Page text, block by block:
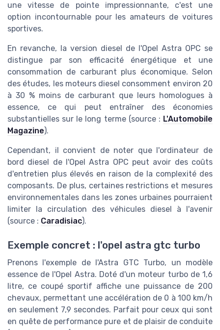
une vitesse de pointe impressionnante, c'est une
option incontournable pour les amateurs de voitures
sportives.
En revanche, la version diesel de l'Opel Astra OPC se
distingue par son efficacité énergétique et une
consommation de carburant plus économique. Selon
des études, les moteurs diesel consomment environ 20
à 30 % moins de carburant que leurs homologues à
essence, ce qui peut entraîner des économies
substantielles sur le long terme (source : L'Automobile
Magazine).
Cependant, il convient de noter que l'ordinateur de
bord diesel de l'Opel Astra OPC peut avoir des coûts
d'entretien plus élevés en raison de la complexité des
composants. De plus, certaines restrictions et mesures
environnementales dans les zones urbaines pourraient
limiter la circulation des véhicules diesel à l'avenir
(source : Caradisiac).
Exemple concret : l'opel astra gtc turbo
Prenons l'exemple de l'Astra GTC Turbo, un modèle
essence de l'Opel Astra. Doté d'un moteur turbo de 1,6
litre, ce coupé sportif affiche une puissance de 200
chevaux, permettant une accélération de 0 à 100 km/h
en seulement 7,9 secondes. Parfait pour ceux qui sont
en quête de performance pure et de plaisir de conduite